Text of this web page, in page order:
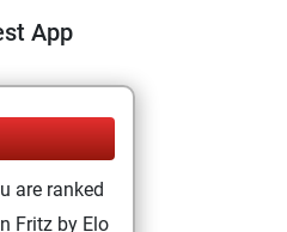
App
are ranked
Fritz by Elo